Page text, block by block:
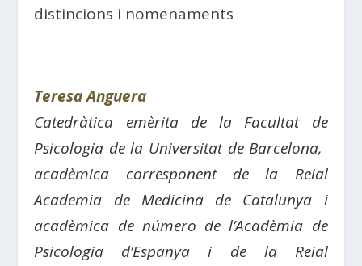
distincions i nomenaments
Teresa Anguera
Catedràtica emèrita de la Facultat de
Psicologia de la Universitat de Barcelona, ​​
acadèmica corresponent de la Reial
Academia de Medicina de Catalunya i
acadèmica de número de l’Acadèmia de
Psicologia d’Espanya i de la Reial